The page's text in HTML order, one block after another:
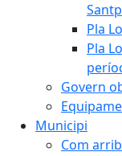
Pla
Pla
Govern
Municipi
Com